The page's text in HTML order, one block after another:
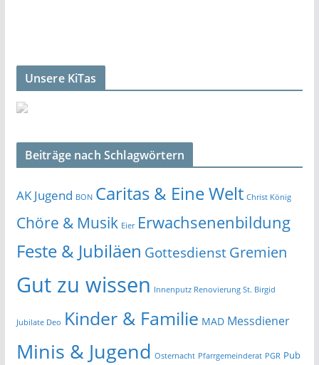
Unsere KiTas
Beiträge nach Schlagwörtern
AK Jugend BON Caritas & Eine Welt Christ König
Chöre & Musik Eier Erwachsenenbildung
Feste & Jubiläen GottesdienstGremien
Gut zu wissen Innenputz Renovierung St. Birgid
Jubilate Deo Kinder & Familie MAD Messdiener
Minis & Jugend Osternacht Pfarrgemeinderat PGR Pub